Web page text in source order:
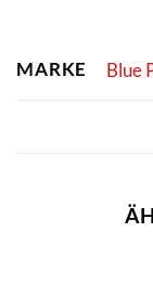
MARKE Blue